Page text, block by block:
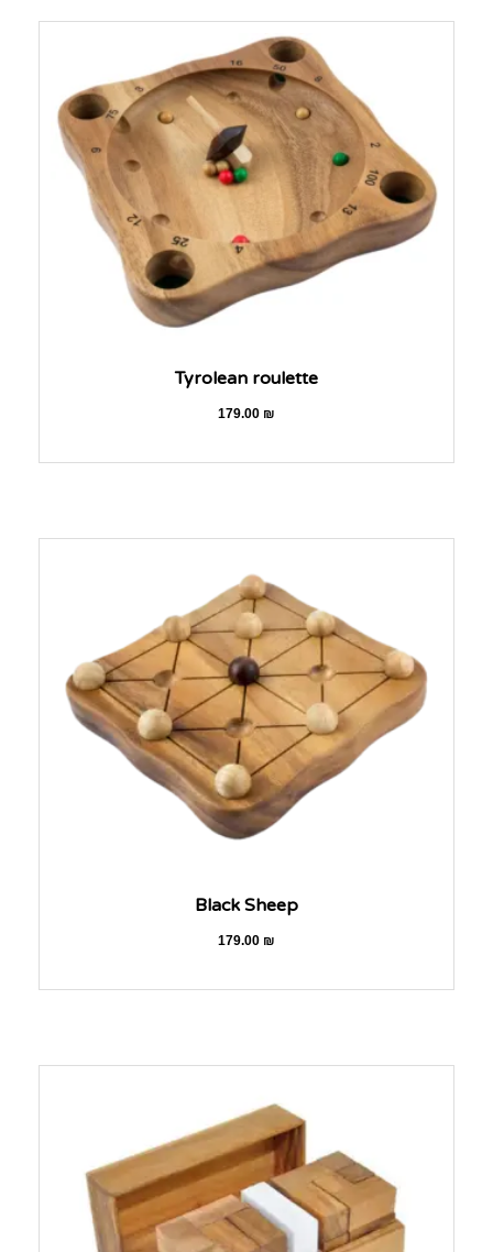
Tyrolean roulette
179.00₪
Black Sheep
179.00₪